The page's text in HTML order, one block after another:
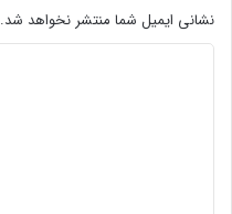
نشانی ایمیل شما منتشر نخواهد شد.